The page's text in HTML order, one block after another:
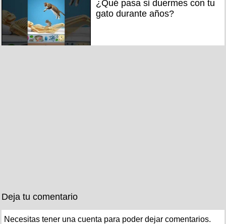
¿Qué pasa si duermes con tu
gato durante años?
Deja tu comentario
Necesitas tener una cuenta para poder dejar comentarios.